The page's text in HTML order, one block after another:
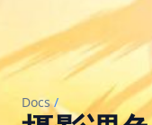
Docs /